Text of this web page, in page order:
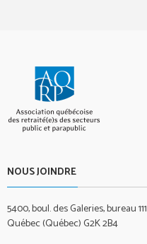
NOUS JOINDRE
5400, boul. des Galeries, bureau 111
Québec (Québec) G2K 2B4